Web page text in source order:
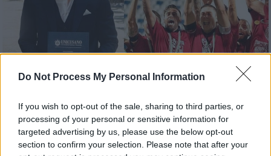
Do Not Process My Personal Information
If you wish to opt-out of the sale, sharing to third parties, or
processing of your personal or sensitive information for
targeted advertising by us, please use the below opt-out
section to confirm your selection. Please note that after your
Προσθέστε το ΕΘΝΟΣ στη Google
Είναι από αυτές τις ιστορίες που συναντάς